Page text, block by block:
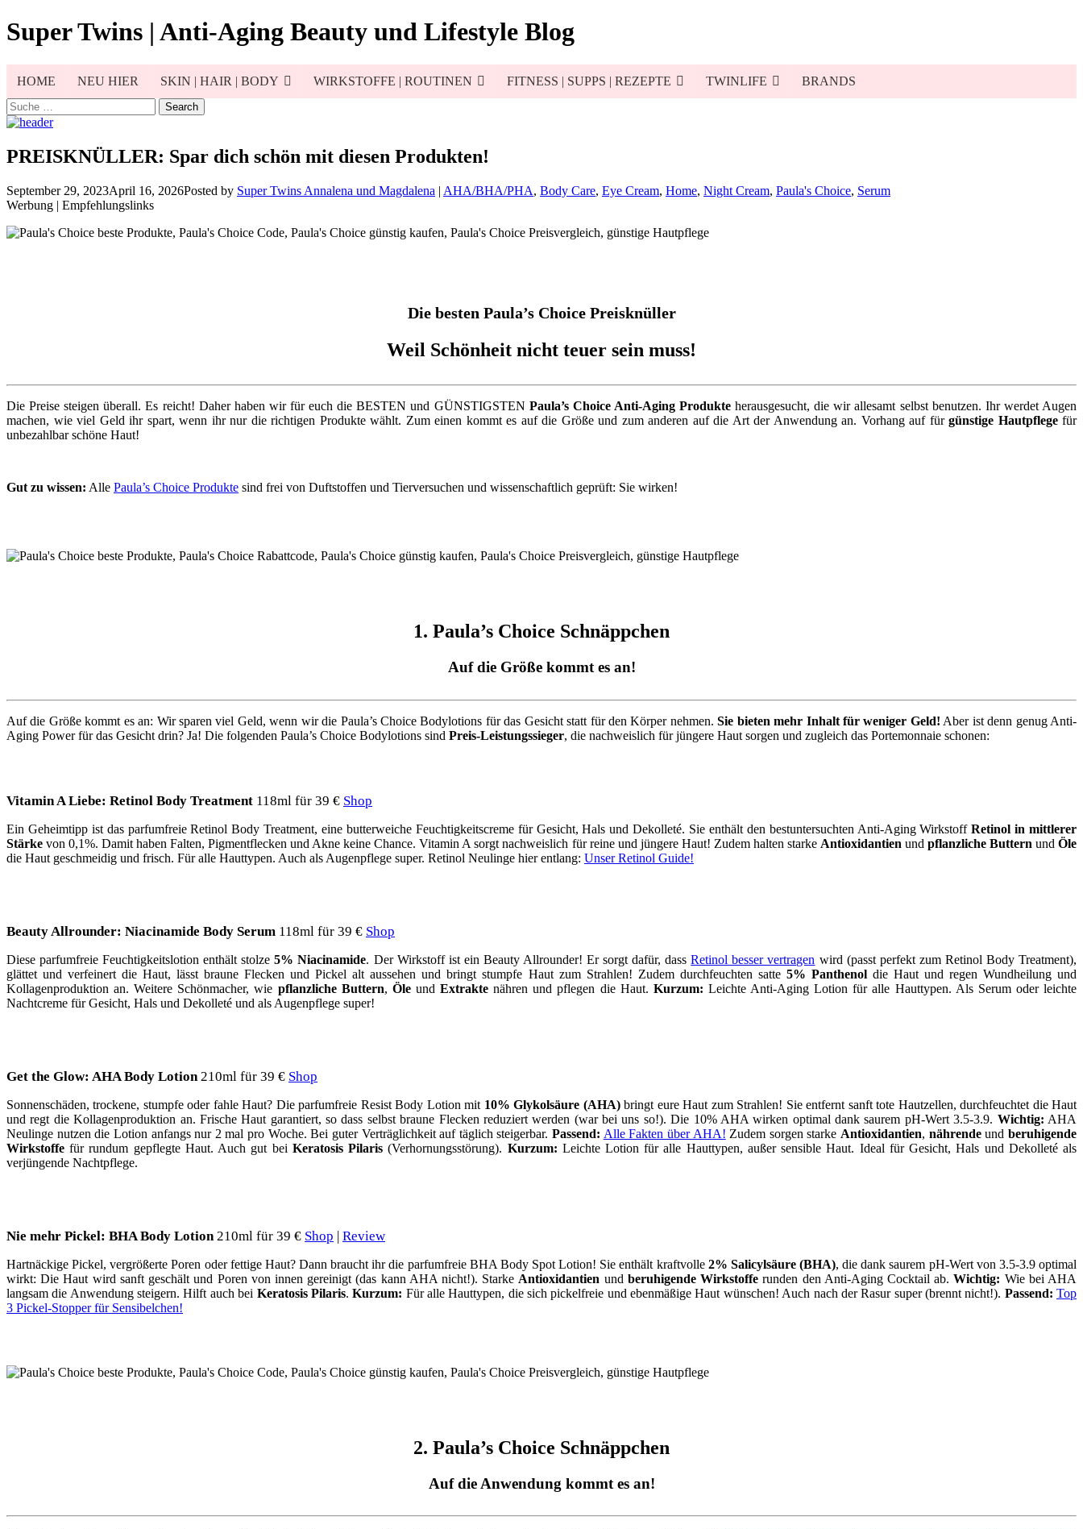
Skip
to
Super Twins | Anti-Aging Beauty und Lifestyle Blog
HOME NEU HIER SKIN | HAIR | BODY WIRKSTOFFE | ROUTINEN FITNESS | SUPPS | REZEPTE TWINLIFE
BRANDS
Search
for:
PREISKNÜLLER: Spar dich schön mit diesen Produkten!
September 29, 2023April 16, 2026Posted by Super Twins Annalena und Magdalena | AHA/BHA/PHA, Body Care, Eye Cream, Home, Night Cream, Paula's Choice, Serum
Werbung | Empfehlungslinks
Die besten Paula’s Choice Preisknüller
Weil Schönheit nicht teuer sein muss!
Die Preise steigen überall. Es reicht! Daher haben wir für euch die BESTEN und GÜNSTIGSTEN Paula’s Choice Anti-Aging Produkte herausgesucht, die wir allesamt selbst benutzen. Ihr werdet Augen
machen, wie viel Geld ihr spart, wenn ihr nur die richtigen Produkte wählt. Zum einen kommt es auf die Größe und zum anderen auf die Art der Anwendung an. Vorhang auf für günstige Hautpflegefür
unbezahlbar schöne Haut!
Gut zu wissen: Alle Paula’s Choice Produkte sind frei von Duftstoffen und Tierversuchen und wissenschaftlich geprüft: Sie wirken!
1. Paula’s Choice Schnäppchen
Auf die Größe kommt es an!
Auf die Größe kommt es an: Wir sparen viel Geld, wenn wir die Paula’s Choice Bodylotions für das Gesicht statt für den Körper nehmen.Sie bieten mehr Inhalt für weniger Geld! Aber ist denn genug Anti-
Aging Power für das Gesicht drin? Ja! Die folgenden Paula’s Choice Bodylotions sind Preis-Leistungssieger, die nachweislich für jüngere Haut sorgen und zugleich das Portemonnaie schonen:
Vitamin A Liebe: Retinol Body Treatment 118ml für 39 € Shop
Ein Geheimtipp ist das parfumfreie Retinol Body Treatment, eine butterweiche Feuchtigkeitscreme für Gesicht, Hals und Dekolleté. Sie enthält den bestuntersuchten Anti-Aging WirkstoffRetinol in mittlerer
Stärke von 0,1%. Damit haben Falten, Pigmentflecken und Akne keine Chance. Vitamin A sorgt nachweislich für reine und jüngere Haut! Zudem halten starke Antioxidantien und pflanzliche Buttern undÖle
die Haut geschmeidig und frisch. Für alle Hauttypen. Auch als Augenpflege super. Retinol Neulinge hier entlang: Unser Retinol Guide!
Beauty Allrounder: Niacinamide Body Serum 118ml für 39 € Shop
Diese parfumfreie Feuchtigkeitslotion enthält stolze5% Niacinamide. Der Wirkstoff ist ein Beauty Allrounder! Er sorgt dafür, dassRetinol besser vertragen wird (passt perfekt zum Retinol Body Treatment),
glättet und verfeinert die Haut, lässt braune Flecken und Pickel alt aussehen und bringt stumpfe Haut zum Strahlen! Zudem durchfeuchten satte 5% Panthenoldie Haut und regen Wundheilung und
Kollagenproduktion an. Weitere Schönmacher, wie pflanzliche Buttern, ÖleundExtrakte nähren und pflegen die Haut. Kurzum: Leichte Anti-Aging Lotion für alle Hauttypen. Als Serum oder leichte
Nachtcreme für Gesicht, Hals und Dekolleté und als Augenpflege super!
Get the Glow: AHA Body Lotion210ml für 39 € Shop
Sonnenschäden, trockene, stumpfe oder fahle Haut? Die parfumfreie Resist Body Lotion mit 10% Glykolsäure (AHA)bringt eure Haut zum Strahlen! Sie entfernt sanft tote Hautzellen, durchfeuchtet die Haut
und regt die Kollagenproduktion an. Frische Haut garantiert, so dass selbst braune Flecken reduziert werden (war bei uns so!). Die 10% AHA wirken optimal dank saurem pH-Wert 3.5-3.9. Wichtig: AHA
Neulinge nutzen die Lotion anfangs nur 2 mal pro Woche. Bei guter Verträglichkeit auf täglich steigerbar.Passend: Alle Fakten über AHA! Zudem sorgen starke Antioxidantien, nährendeundberuhigende
Wirkstoffe für rundum gepflegte Haut. Auch gut bei Keratosis Pilaris (Verhornungsstörung). Kurzum: Leichte Lotion für alle Hauttypen, außer sensible Haut. Ideal für Gesicht, Hals und Dekolleté als
verjüngende Nachtpflege.
Nie mehr Pickel: BHA Body Lotion210ml für 39 € Shop | Review
Hartnäckige Pickel, vergrößerte Poren oder fettige Haut? Dann braucht ihr die parfumfreie BHA Body Spot Lotion! Sie enthält kraftvolle 2% Salicylsäure (BHA), die dank saurem pH-Wert von 3.5-3.9 optimal
wirkt: Die Haut wird sanft geschält und Poren von innen gereinigt (das kann AHA nicht!). Starke Antioxidantien und beruhigende Wirkstoffe runden den Anti-Aging Cocktail ab.Wichtig: Wie bei AHA
langsam die Anwendung steigern. Hilft auch bei Keratosis Pilaris.Kurzum: Für alle Hauttypen, die sich pickelfreie und ebenmäßige Haut wünschen! Auch nach der Rasur super (brennt nicht!). Passend: Top
3 Pickel-Stopper für Sensibelchen!
2. Paula’s Choice Schnäppchen
Auf die Anwendung kommt es an!